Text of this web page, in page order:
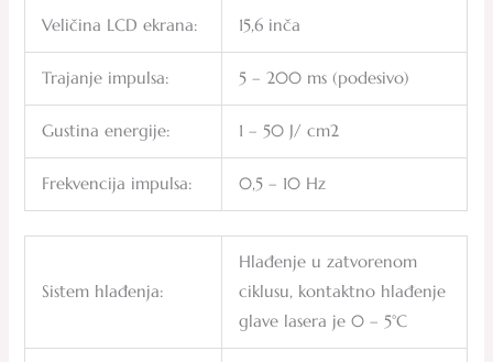
Veličina LCD ekrana: 15,6 inča
Trajanje impulsa: 5 – 200 ms (podesivo)
Gustina energije: 1 – 50 J/ cm2
Frekvencija impulsa: 0,5 – 10 Hz
Sistem hlađenja:
Hlađenje u zatvorenom
ciklusu, kontaktno hlađenje
glave lasera je 0 – 5°C